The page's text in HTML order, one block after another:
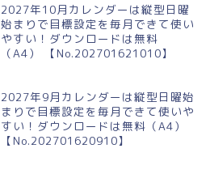
2027年10月カレンダーは縦型日曜
始まりで目標設定を毎月できて使い
やすい！ダウンロードは無料
（A4） 【No.202701621010】
2027年9月カレンダーは縦型日曜始
まりで目標設定を毎月できて使いや
すい！ダウンロードは無料（A4）
【No.202701620910】